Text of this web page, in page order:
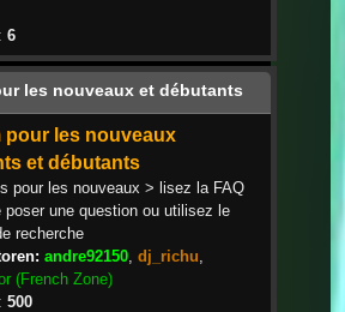
6
les nouveaux et débutants
pour les nouveaux
et débutants
pour les nouveaux > lisez la FAQ
poser une question ou utilisez le
recherche
andre92150 dj_richu
(French Zone)
500